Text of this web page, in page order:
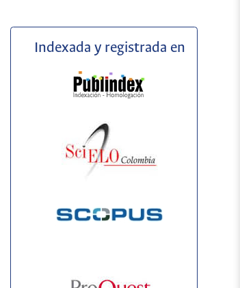
Indexada y registrada en